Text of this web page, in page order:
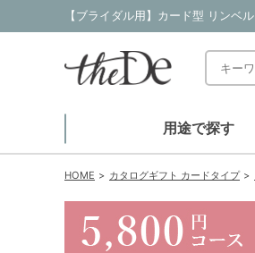
用途で探す
HOME カタログギフト カードタイプ